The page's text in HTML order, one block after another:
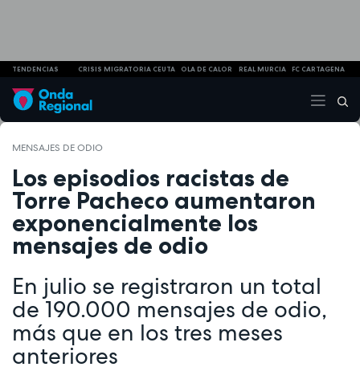
TENDENCIAS CRISIS MIGRATORIA CEUTA OLA DE CALOR REAL MURCIA FC CARTAGENA
MENSAJES DE ODIO
Los episodios racistas de
Torre Pacheco aumentaron
exponencialmente los
mensajes de odio
En julio se registraron un total
de 190.000 mensajes de odio,
más que en los tres meses
anteriores